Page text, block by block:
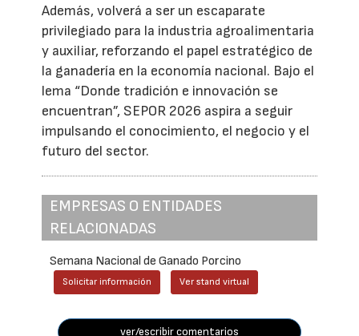
Además, volverá a ser un escaparate
privilegiado para la industria agroalimentaria
y auxiliar, reforzando el papel estratégico de
la ganadería en la economía nacional. Bajo el
lema “Donde tradición e innovación se
encuentran”, SEPOR 2026 aspira a seguir
impulsando el conocimiento, el negocio y el
futuro del sector.
EMPRESAS O ENTIDADES
RELACIONADAS
Semana Nacional de Ganado Porcino
Solicitar información Ver stand virtual
ver/escribir comentarios